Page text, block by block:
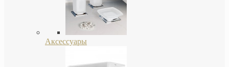
Аксессуары